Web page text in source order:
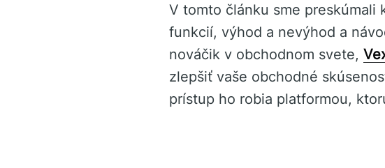
V tomto článku sme preskúmali
funkcií, výhod a nevýhod a
nováčik v obchodnom svete,
zlepšiť vaše obchodné
prístup ho robia platformou,